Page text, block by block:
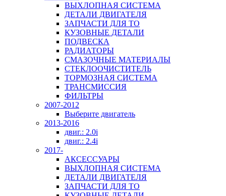
ВЫХЛОПНАЯ СИСТЕМА
ДЕТАЛИ ДВИГАТЕЛЯ
ЗАПЧАСТИ ДЛЯ ТО
КУЗОВНЫЕ ДЕТАЛИ
ПОДВЕСКА
РАДИАТОРЫ
СМАЗОЧНЫЕ МАТЕРИАЛЫ
СТЕКЛООЧИСТИТЕЛЬ
ТОРМОЗНАЯ СИСТЕМА
ТРАНСМИССИЯ
ФИЛЬТРЫ
2007-2012
Выберите двигатель
2013-2016
двиг.: 2.0i
двиг.: 2.4i
2017-
АКСЕССУАРЫ
ВЫХЛОПНАЯ СИСТЕМА
ДЕТАЛИ ДВИГАТЕЛЯ
ЗАПЧАСТИ ДЛЯ ТО